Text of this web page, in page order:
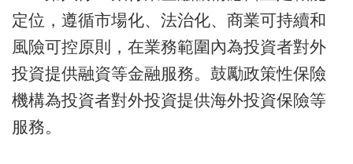
定位，遵循市場化、法治化、商業可持續和
風險可控原則，在業務範圍內為投資者對外
投資提供融資等金融服務。鼓勵政策性保險
機構為投資者對外投資提供海外投資保險等
服務。